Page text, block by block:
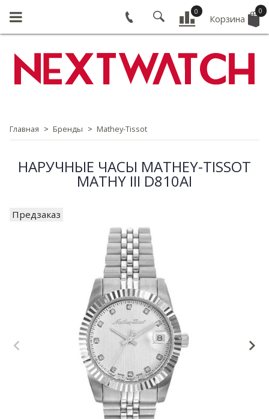
0
Корзина
0
Главная Бренды Mathey-Tissot
НАРУЧНЫЕ ЧАСЫ MATHEY-TISSOT
MATHY III D810AI
Предзаказ